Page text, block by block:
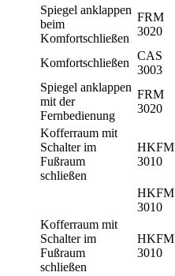
Spiegel anklappen
beim
Komfortschließen
FRM
3020
Komfortschließen
CAS
3003
Spiegel anklappen
mit der
Fernbedienung
FRM
3020
Kofferraum mit
Schalter im
Fußraum
schließen
HKFM
3010
HKFM
3010
Kofferraum mit
Schalter im
Fußraum
schließen
HKFM
3010